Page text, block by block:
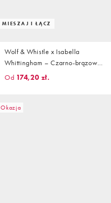
MIESZAJ I ŁĄCZ
Wolf & Whistle x Isabella
Whittingham – Czarno-brązowe
bikini w geometryczny wzór z
Od 174,20 zł.
Okazja